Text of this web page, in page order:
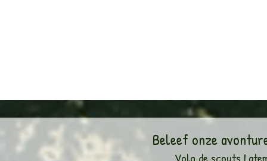
Beleef onze
Volg de scouts